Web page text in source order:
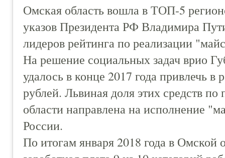
Омская область вошла в ТОП-5
указов Президента РФ Владимира
лидеров рейтинга по реализации
На решение социальных задач врио
удалось в конце 2017 года привлечь
рублей. Львиная доля этих средств
области направлена на исполнение
России.
По итогам января 2018 года в Омской